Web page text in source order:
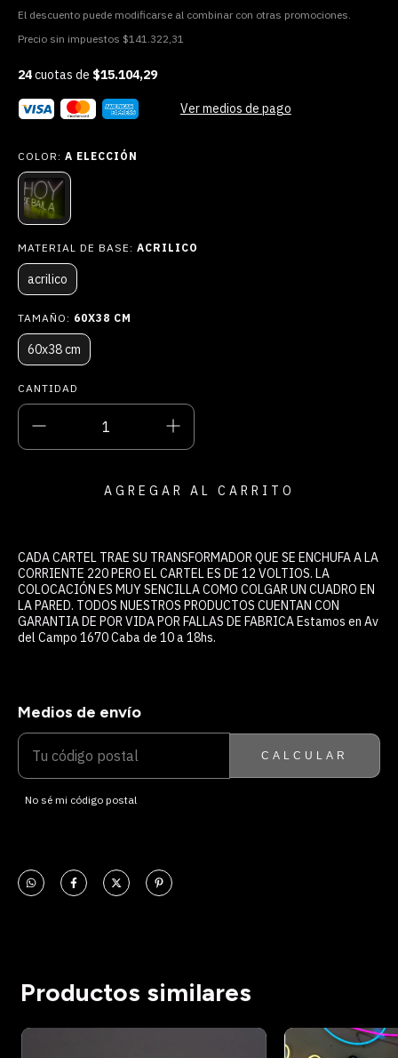
El descuento puede modificarse al combinar con otras promociones.
Precio sin impuestos $141.322,31
24cuotas de $15.104,29
Ver medios de pago
COLOR: A ELECCIÓN
MATERIAL DE BASE: ACRILICO
acrilico
TAMAÑO: 60X38 CM
60x38 cm
CANTIDAD
CADA CARTEL TRAE SU TRANSFORMADOR QUE SE ENCHUFA A LA
CORRIENTE 220 PERO EL CARTEL ES DE 12 VOLTIOS. LA
COLOCACIÓN ES MUY SENCILLA COMO COLGAR UN CUADRO EN
LA PARED. TODOS NUESTROS PRODUCTOS CUENTAN CON
GARANTIA DE POR VIDA POR FALLAS DE FABRICA Estamos en Av
del Campo 1670 Caba de 10 a 18hs.
ENTREGAS PARA EL CP:
Medios de envío
CALCULAR
No sé mi código postal
Productos similares